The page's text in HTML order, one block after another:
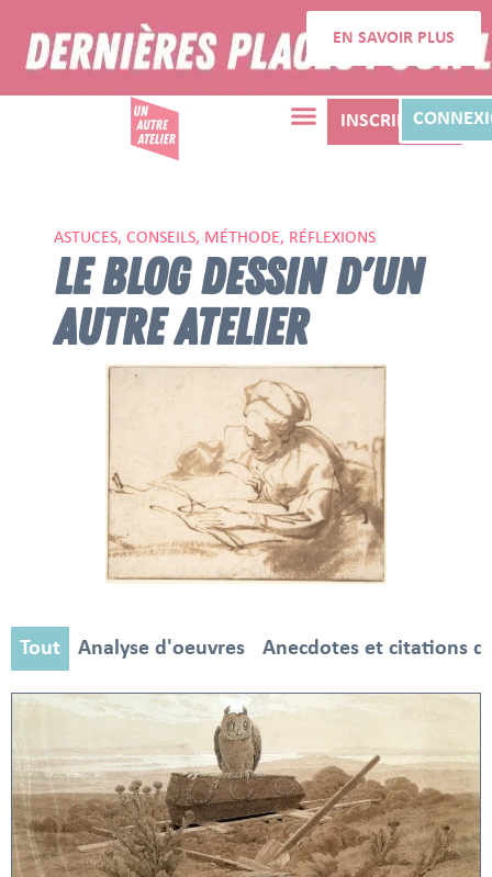
EN SAVOIR PLUS
INSCRIPTION
ASTUCES, CONSEILS, MÉTHODE, RÉFLEXIONS
LE BLOG DESSIN D'UN
AUTRE ATELIER
Analyse d'oeuvres Anecdotes et citations
Tout